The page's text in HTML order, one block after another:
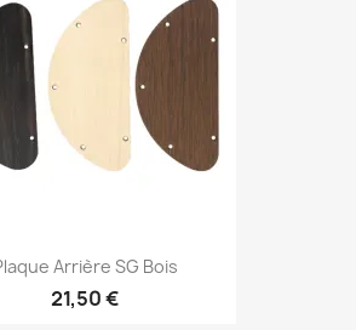
Arrière SG Bois
21,50 €